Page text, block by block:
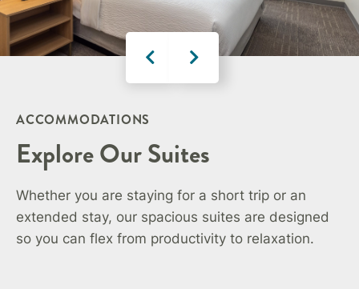
ACCOMMODATIONS
Explore Our Suites
Whether you are staying for a short trip or an
extended stay, our spacious suites are designed
so you can flex from productivity to relaxation.